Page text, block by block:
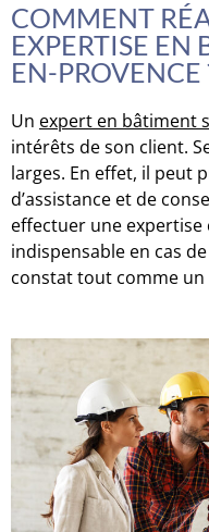
COMMENT
EXPERTISE EN
EN-PROVENCE
Un expert en bâtiment
intérêts de son client.
larges. En effet, il peut
d’assistance et de
effectuer une
indispensable en cas
constat tout comme un